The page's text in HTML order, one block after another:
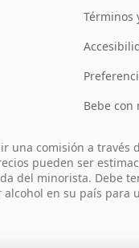
Términos
Bebe con
una comisión a través
pueden ser
del minorista. Debe
alcohol en su país para